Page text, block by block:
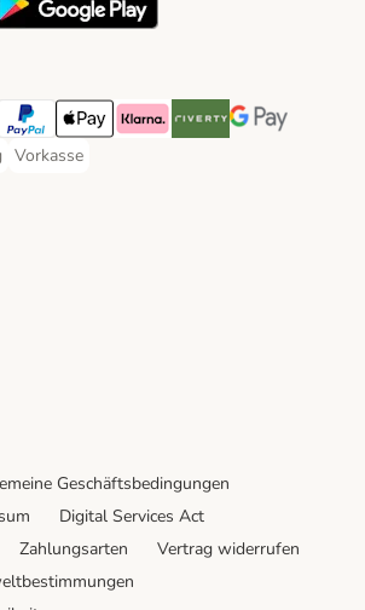
Method
Payment Method
PayPal Payment Method
Apple Pay Payment Method
Klarna Payment Method
Riverty Payment Method
Google Pay
Method
Vorkasse
Vorkasse Payment Method
Geschäftsbedingungen
Digital Services Act
Zahlungsarten
Vertrag widerrufen